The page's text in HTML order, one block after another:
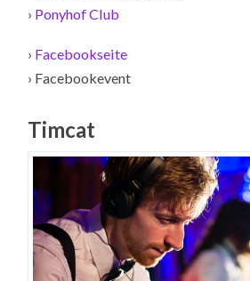
› Ponyhof Club
› Facebookseite
› Facebookevent
Timcat